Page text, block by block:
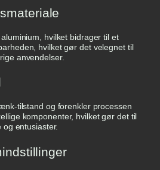
hvilket bidrager til et
hvilket gør det velegnet til
anvendelser.
tilstand og forenkler processen
komponenter, hvilket gør det til
og entusiaster.